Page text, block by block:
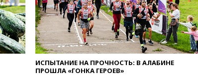
вчера, 21:26Лидеры сборной
РФ по гимнастике получили
официальный отказ в визах от
Хорватии
вчера, 21:15Пентагон
опубликовал 16 новых видео с
НЛО
ИСПЫТАНИЕ НА ПРОЧНОСТЬ: В АЛАБИНЕ
ПРОШЛА «ГОНКА ГЕРОЕВ»